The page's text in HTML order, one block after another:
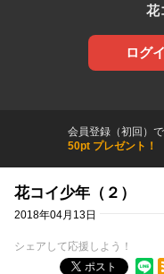
花
ログ
会員登録（初回）で
50pt プレゼント！
花コイ少年（２）
2018年04月13日
シェアして応援しよう！
ポスト